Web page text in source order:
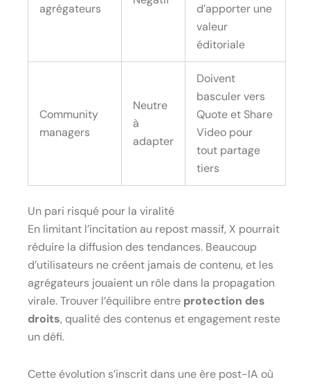
agrégateurs
d’apporter une
valeur
éditoriale
Community
managers
Neutre
à
adapter
Doivent
basculer vers
Quote et Share
Video pour
tout partage
tiers
Un pari risqué pour la viralité
En limitant l’incitation au repost massif, X pourrait
réduire la diffusion des tendances. Beaucoup
d’utilisateurs ne créent jamais de contenu, et les
agrégateurs jouaient un rôle dans la propagation
virale. Trouver l’équilibre entre protection des
droits, qualité des contenus et engagement reste
un défi.
Cette évolution s’inscrit dans une ère post-IA où